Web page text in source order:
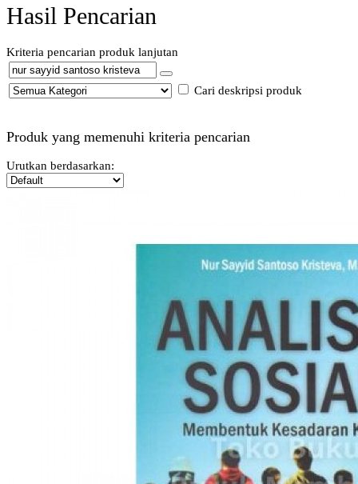
Hasil Pencarian
Kriteria pencarian produk lanjutan
Cari deskripsi produk
Produk yang memenuhi kriteria pencarian
Urutkan berdasarkan: